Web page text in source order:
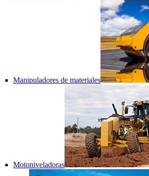
Manipuladores de materiales
Motoniveladoras